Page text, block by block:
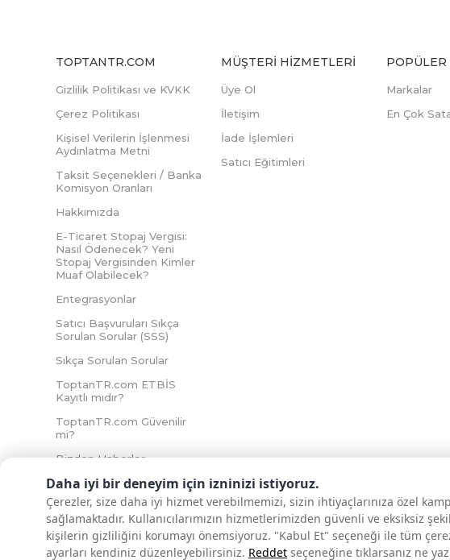
Daha iyi bir deneyim için izninizi istiyoruz.
Çerezler, size daha iyi hizmet verebilmemizi, sizin ihtiyaçlarınıza özel
sağlamaktadır. Kullanıcılarımızın hizmetlerimizden güvenli ve eksiksiz
kişilerin gizliliğini korumayı önemsiyoruz. "Kabul Et" seçeneği ile tüm
ayarları kendiniz düzenleyebilirsiniz. Reddet seçeneğine tıklarsanız ne
TOPTANTR.COM
Gizlilik Politikası ve KVKK
Çerez Politikası
Kişisel Verilerin İşlenmesi
Aydınlatma Metni
Taksit Seçenekleri / Banka
Komisyon Oranları
Hakkımızda
E-Ticaret Stopaj Vergisi:
Nasıl Ödenecek? Yeni
Stopaj Vergisinden Kimler
Muaf Olabilecek?
Entegrasyonlar
Satıcı Başvuruları Sıkça
Sorulan Sorular (SSS)
Sıkça Sorulan Sorular
ToptanTR.com ETBİS
Kayıtlı mıdır?
ToptanTR.com Güvenilir
mi?
Bizden Haberler
MÜŞTERI HIZMETLERI
Üye Ol
İletişim
İade İşlemleri
Satıcı Eğitimleri
POPÜLER
Markalar
En Çok
İNTERNETTE GÜVENLİ ALIŞVERİŞ